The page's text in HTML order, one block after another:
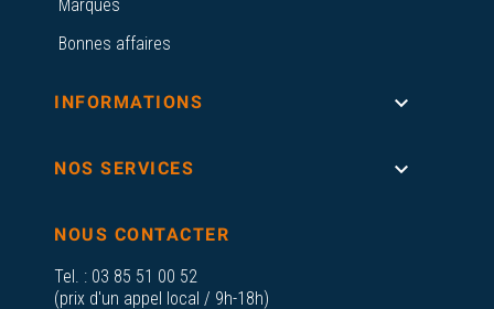
Marques
Bonnes affaires
INFORMATIONS 
NOS SERVICES 
NOUS CONTACTER
Tel. : 03 85 51 00 52
(prix d'un appel local / 9h-18h)